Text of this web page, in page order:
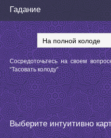
Гадание
На полной колоде
Сосредоточьтесь на своем
“Тасовать колоду”
Выберите интуитивно